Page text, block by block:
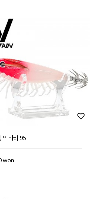
악바리 95
won